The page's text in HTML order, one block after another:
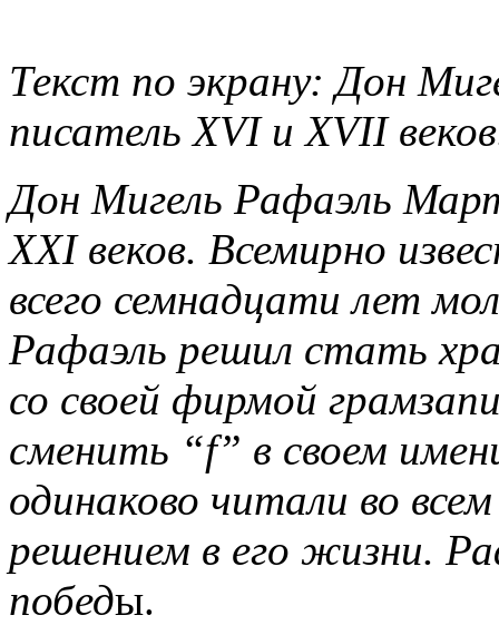
Текст по экрану: Дон
писательXVIиXVII
Дон Мигель Рафаэль
ХХI веков. Всемирно
всего семнадцати лет
Рафаэль решил стать
со своей фирмой
сменить “f” в своем
одинаково читали во
решением в его жизни.
победы.